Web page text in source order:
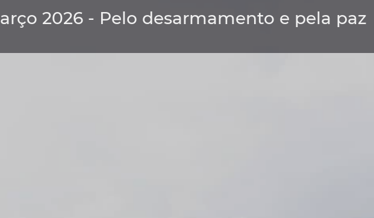
Março 2026 - Pelo desarmamento e pela paz